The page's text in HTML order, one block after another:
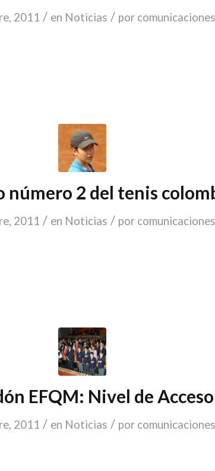
2011 / en Noticias / por comunicaciones
número 2 del tenis
2011 / en Noticias / por comunicaciones
EFQM: Nivel de Acceso
2011 / en Noticias / por comunicaciones